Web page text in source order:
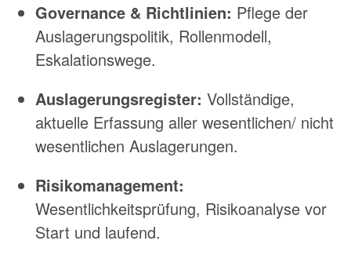
Governance & Richtlinien: Pflege der
Auslagerungspolitik, Rollenmodell,
Eskalationswege.
Auslagerungsregister: Vollständige,
aktuelle Erfassung aller wesentlichen/ nicht
wesentlichen Auslagerungen.
Risikomanagement:
Wesentlichkeitsprüfung, Risikoanalyse vor
Start und laufend.